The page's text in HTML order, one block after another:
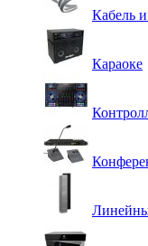
Кабель
Караоке